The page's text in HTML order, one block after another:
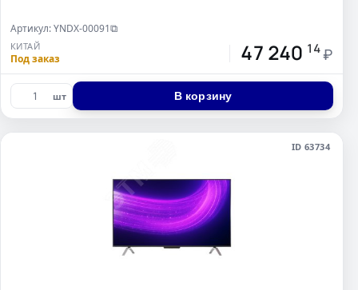
Артикул: YNDX-00091⧉
КИТАЙ
Под заказ 47 240 14 ₽
шт В корзину
ID 63734